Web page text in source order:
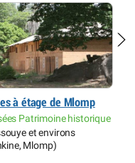
à étage de Mlomp
Patrimoine historique
et environs
Mlomp)